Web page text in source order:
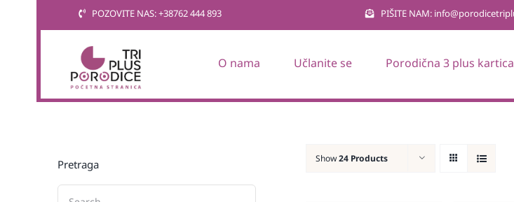
POZOVITE NAS: +38762 444 893 PIŠITE NAM:
O nama Učlanite se Porodična 3 plus kartica
Show24 Products
Pretraga